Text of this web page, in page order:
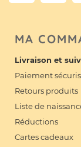
MA
Livraison et
Paiement
Retours produits
Liste de
Réductions
Cartes cadeaux